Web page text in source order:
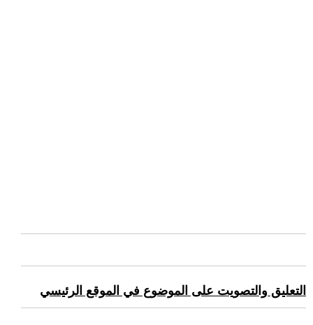
التعليق والتصويت على الموضوع في الموقع الرئيسي